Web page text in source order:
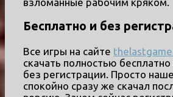
Бесплатно и без
Все игры на сайте
скачать полностью
без регистрации. Просто
спокойно сразу же скачал